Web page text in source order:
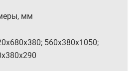
мм
560х380х1050;